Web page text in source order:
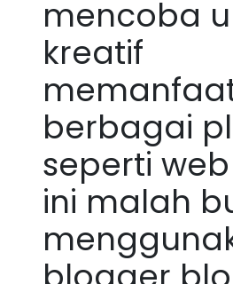
mencoba
kreatif
berbagai
seperti
ini malah